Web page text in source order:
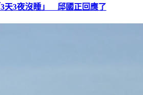
天3夜沒睡」 邱國正回應了